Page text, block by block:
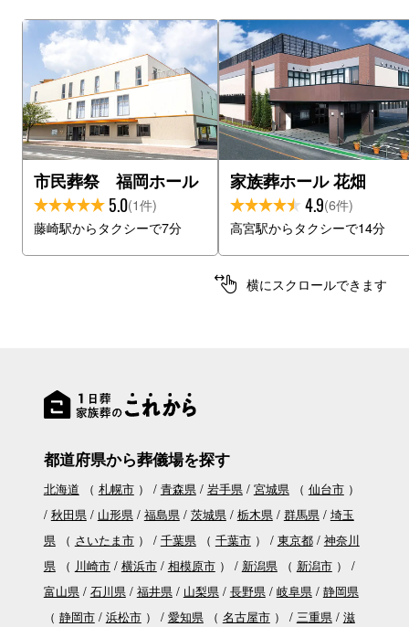
市民葬祭 福岡ホール
5.0(1件)
藤崎駅からタクシーで7分
家族葬ホール 花畑
4.9(6件)
高宮駅からタクシーで14分
横にスクロールできます
都道府県から葬儀場を探す
北海道 （ 札幌市） 青森県 岩手県 宮城県（ 仙台市）
秋田県
山形県 福島県 茨城県 栃木県 群馬県
埼玉
県（ さいたま市） 千葉県（ 千葉市） 東京都
神奈川
県（ 川崎市 横浜市 相模原市） 新潟県（ 新潟市）
富山県
石川県 福井県 山梨県 長野県 岐阜県
静岡県
（ 静岡市 浜松市） 愛知県（ 名古屋市） 三重県
滋